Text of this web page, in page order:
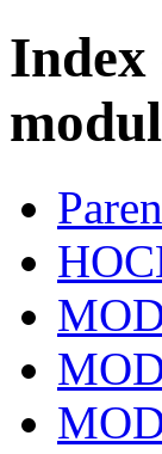
Index